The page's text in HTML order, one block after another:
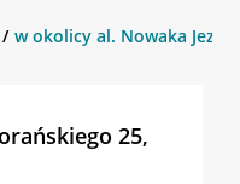
w okolicy al. Nowaka
25,